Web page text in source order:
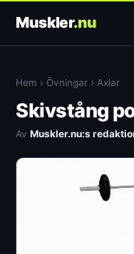
Muskler.nu
Hem › Övningar › Axlar
Skivstång
AvMuskler.nu:s